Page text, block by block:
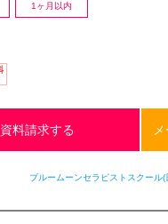
1ヶ月以内
資料請求する
ブルームーンセラピストスクール